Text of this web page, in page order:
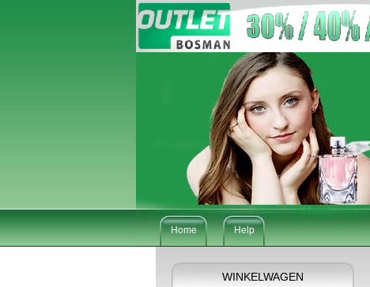
Home Help
WINKELWAGEN